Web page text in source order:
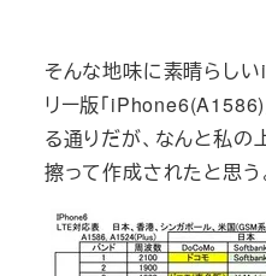
そんな地味に素晴らし
リー版「
る通りだが、なんと私
擦って作成されたと思う